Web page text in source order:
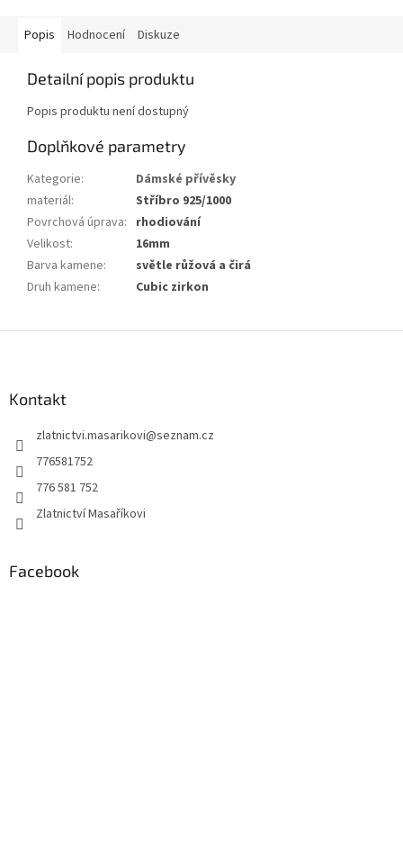
Popis Hodnocení Diskuze
Detailní popis produktu
Popis produktu není dostupný
Doplňkové parametry
Kategorie:
Dámské přívěsky
materiál:
Stříbro 925/1000
Povrchová úprava: rhodiování
Velikost:
16mm
Barva kamene:
světle růžová a čirá
Druh kamene: Cubic zirkon
Kontakt
zlatnictvi.masarikovi@seznam.cz
776581752
776 581 752
Zlatnictví Masaříkovi
Facebook